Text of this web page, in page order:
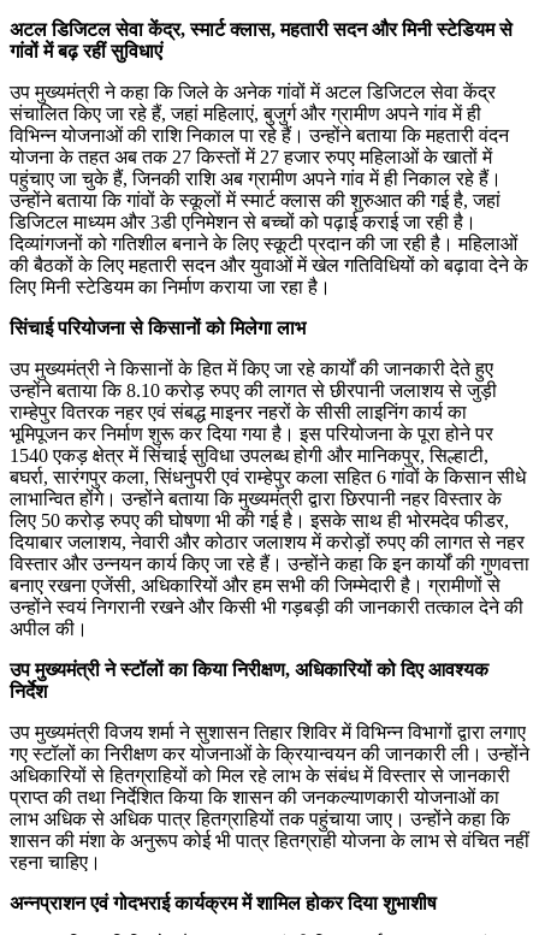
अटल डिजिटल सेवा केंद्र, स्मार्ट क्लास, महतारी सदन और मिनी स्टेडियम से
गांवों में बढ़ रहीं सुविधाएं
उप मुख्यमंत्री ने कहा कि जिले के अनेक गांवों में अटल डिजिटल सेवा केंद्र
संचालित किए जा रहे हैं, जहां महिलाएं, बुजुर्ग और ग्रामीण अपने गांव में ही
विभिन्न योजनाओं की राशि निकाल पा रहे हैं। उन्होंने बताया कि महतारी वंदन
योजना के तहत अब तक 27 किस्तों में 27 हजार रुपए महिलाओं के खातों में
पहुंचाए जा चुके हैं, जिनकी राशि अब ग्रामीण अपने गांव में ही निकाल रहे हैं।
उन्होंने बताया कि गांवों के स्कूलों में स्मार्ट क्लास की शुरुआत की गई है, जहां
डिजिटल माध्यम और 3डी एनिमेशन से बच्चों को पढ़ाई कराई जा रही है।
दिव्यांगजनों को गतिशील बनाने के लिए स्कूटी प्रदान की जा रही है। महिलाओं
की बैठकों के लिए महतारी सदन और युवाओं में खेल गतिविधियों को बढ़ावा देने के
लिए मिनी स्टेडियम का निर्माण कराया जा रहा है।
सिंचाई परियोजना से किसानों को मिलेगा लाभ
उप मुख्यमंत्री ने किसानों के हित में किए जा रहे कार्यों की जानकारी देते हुए
उन्होंने बताया कि 8.10 करोड़ रुपए की लागत से छीरपानी जलाशय से जुड़ी
राम्हेपुर वितरक नहर एवं संबद्ध माइनर नहरों के सीसी लाइनिंग कार्य का
भूमिपूजन कर निर्माण शुरू कर दिया गया है। इस परियोजना के पूरा होने पर
1540 एकड़ क्षेत्र में सिंचाई सुविधा उपलब्ध होगी और मानिकपुर, सिल्हाटी,
बघर्रा, सारंगपुर कला, सिंधनुपरी एवं राम्हेपुर कला सहित 6 गांवों के किसान सीधे
लाभान्वित होंगे। उन्होंने बताया कि मुख्यमंत्री द्वारा छिरपानी नहर विस्तार के
लिए 50 करोड़ रुपए की घोषणा भी की गई है। इसके साथ ही भोरमदेव फीडर,
दियाबार जलाशय, नेवारी और कोठार जलाशय में करोड़ों रुपए की लागत से नहर
विस्तार और उन्नयन कार्य किए जा रहे हैं। उन्होंने कहा कि इन कार्यों की गुणवत्ता
बनाए रखना एजेंसी, अधिकारियों और हम सभी की जिम्मेदारी है। ग्रामीणों से
उन्होंने स्वयं निगरानी रखने और किसी भी गड़बड़ी की जानकारी तत्काल देने की
अपील की।
उप मुख्यमंत्री ने स्टॉलों का किया निरीक्षण, अधिकारियों को दिए आवश्यक
निर्देश
उप मुख्यमंत्री विजय शर्मा ने सुशासन तिहार शिविर में विभिन्न विभागों द्वारा लगाए
गए स्टॉलों का निरीक्षण कर योजनाओं के क्रियान्वयन की जानकारी ली। उन्होंने
अधिकारियों से हितग्राहियों को मिल रहे लाभ के संबंध में विस्तार से जानकारी
प्राप्त की तथा निर्देशित किया कि शासन की जनकल्याणकारी योजनाओं का
लाभ अधिक से अधिक पात्र हितग्राहियों तक पहुंचाया जाए। उन्होंने कहा कि
शासन की मंशा के अनुरूप कोई भी पात्र हितग्राही योजना के लाभ से वंचित नहीं
रहना चाहिए।
अन्नप्राशन एवं गोदभराई कार्यक्रम में शामिल होकर दिया शुभाशीष